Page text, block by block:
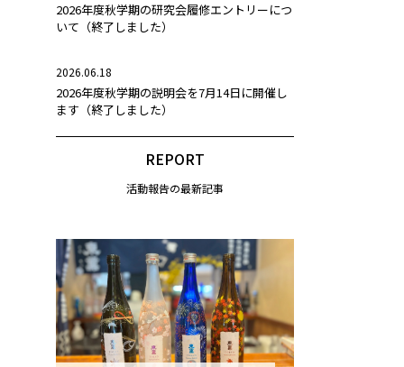
2026年度秋学期の研究会履修エントリーにつ
いて（終了しました）
2026.06.18
2026年度秋学期の説明会を7月14日に開催し
ます（終了しました）
REPORT
活動報告の最新記事